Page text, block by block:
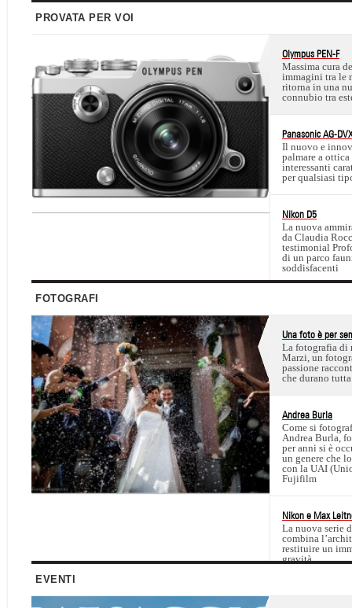
PROVATA PER VOI
Olympus PEN-F
Massima cura
immagini tra le
ritorna in una
connubio tra
Panasonic AG-
Il nuovo e
palmare a
interessanti
per qualsiasi
Nikon D5
La nuova
da Claudia
testimonial
di un parco
soddisfacenti
FOTOGRAFI
Una foto è per
La fotografia di
Marzi, un
passione
che durano
Andrea Burla
Come si
Andrea Burla,
per anni si è
un genere che
con la UAI
Fujifilm
Nikon e Max
La nuova serie
combina
restituire un
gravità
EVENTI